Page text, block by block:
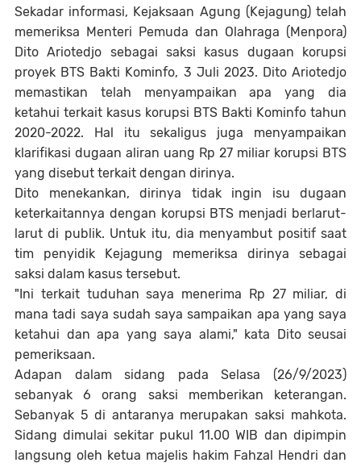
Sekadar informasi, Kejaksaan Agung (Kejagung) telah
memeriksa Menteri Pemuda dan Olahraga (Menpora)
Dito Ariotedjo sebagai saksi kasus dugaan korupsi
proyek BTS Bakti Kominfo, 3 Juli 2023. Dito Ariotedjo
memastikan telah menyampaikan apa yang dia
ketahui terkait kasus korupsi BTS Bakti Kominfo tahun
2020-2022. Hal itu sekaligus juga menyampaikan
klarifikasi dugaan aliran uang Rp 27 miliar korupsi BTS
yang disebut terkait dengan dirinya.
Dito menekankan, dirinya tidak ingin isu dugaan
keterkaitannya dengan korupsi BTS menjadi berlarut-
larut di publik. Untuk itu, dia menyambut positif saat
tim penyidik Kejagung memeriksa dirinya sebagai
saksi dalam kasus tersebut.
"Ini terkait tuduhan saya menerima Rp 27 miliar, di
mana tadi saya sudah saya sampaikan apa yang saya
ketahui dan apa yang saya alami," kata Dito seusai
pemeriksaan.
Adapan dalam sidang pada Selasa (26/9/2023)
sebanyak 6 orang saksi memberikan keterangan.
Sebanyak 5 di antaranya merupakan saksi mahkota.
Sidang dimulai sekitar pukul 11.00 WIB dan dipimpin
langsung oleh ketua majelis hakim Fahzal Hendri dan